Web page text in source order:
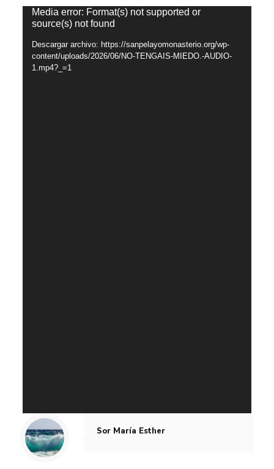
Reproductor
de
Media error: Format(s) not supported or
source(s) not found
Descargar archivo: https://sanpelayomonasterio.org/wp-
content/uploads/2026/06/NO-TENGAIS-MIEDO.-AUDIO-
1.mp4?_=1
Sor María Esther